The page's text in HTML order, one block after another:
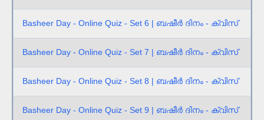
Basheer Day - Online Quiz - Set 6 | ബഷീർ ദിനം - ക്വിസ്
Basheer Day - Online Quiz - Set 7 | ബഷീർ ദിനം - ക്വിസ്
Basheer Day - Online Quiz - Set 8 | ബഷീർ ദിനം - ക്വിസ്
Basheer Day - Online Quiz - Set 9 | ബഷീർ ദിനം - ക്വിസ്